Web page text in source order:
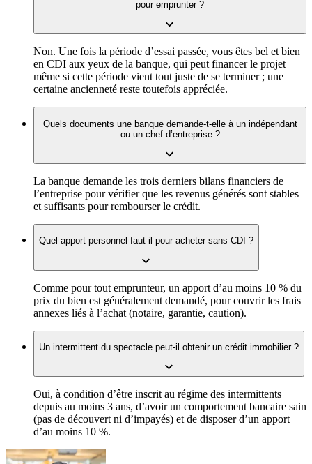
pour emprunter ?
Non. Une fois la période d’essai passée, vous êtes bel et bien
en CDI aux yeux de la banque, qui peut financer le projet
même si cette période vient tout juste de se terminer ; une
certaine ancienneté reste toutefois appréciée.
Quels documents une banque demande-t-elle à un indépendant
ou un chef d’entreprise ?
La banque demande les trois derniers bilans financiers de
l’entreprise pour vérifier que les revenus générés sont stables
et suffisants pour rembourser le crédit.
Quel apport personnel faut-il pour acheter sans CDI ?
Comme pour tout emprunteur, un apport d’au moins 10 % du
prix du bien est généralement demandé, pour couvrir les frais
annexes liés à l’achat (notaire, garantie, caution).
Un intermittent du spectacle peut-il obtenir un crédit immobilier ?
Oui, à condition d’être inscrit au régime des intermittents
depuis au moins 3 ans, d’avoir un comportement bancaire sain
(pas de découvert ni d’impayés) et de disposer d’un apport
d’au moins 10 %.